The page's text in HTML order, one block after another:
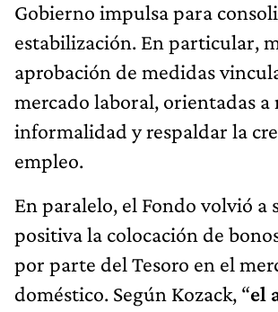
Gobierno impulsa para
estabilización. En particular,
aprobación de medidas
mercado laboral, orientadas a
informalidad y respaldar la
empleo.
En paralelo, el Fondo volvió a
positiva la colocación de
por parte del Tesoro en el
doméstico. Según Kozack, “el